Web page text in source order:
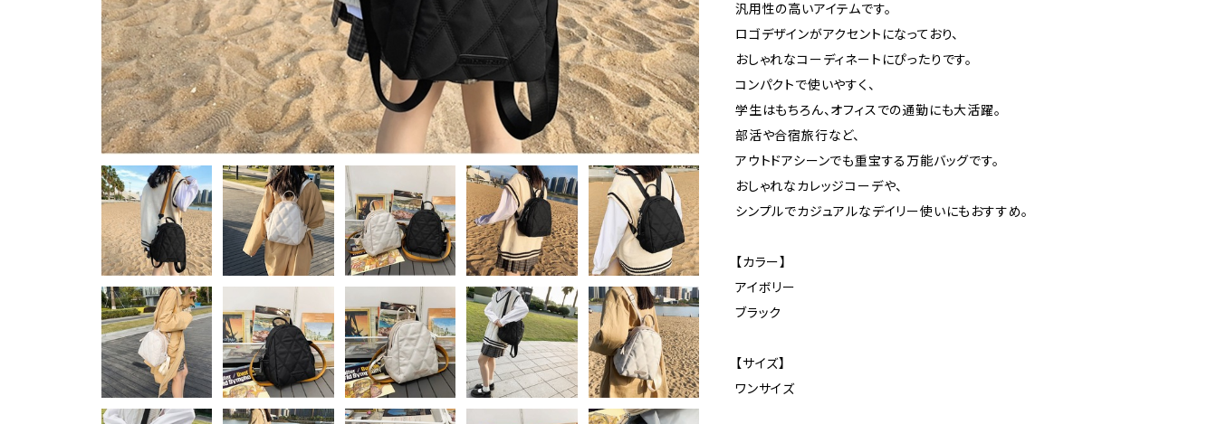
汎用性の高いアイテムです。
ロゴデザインがアクセントになっており、
おしゃれなコーディネートにぴったりです。
コンパクトで使いやすく、
学生はもちろん、オフィスでの通勤にも大活躍。
部活や合宿旅行など、
アウトドアシーンでも重宝する万能バッグです。
おしゃれなカレッジコーデや、
シンプルでカジュアルなデイリー使いにもおすすめ。
【カラー】
アイボリー
ブラック
【サイズ】
ワンサイズ